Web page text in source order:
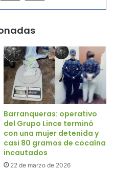
Barranqueras: operativo
del Grupo Lince terminó
con una mujer detenida y
casi 80 gramos de cocaína
incautados
22 de marzo de 2026